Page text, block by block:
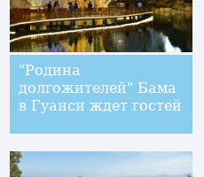
"Родина
долгожителей" Бама
в Гуанси ждет гостей